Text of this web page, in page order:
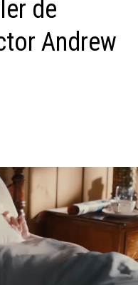
de
Andrew